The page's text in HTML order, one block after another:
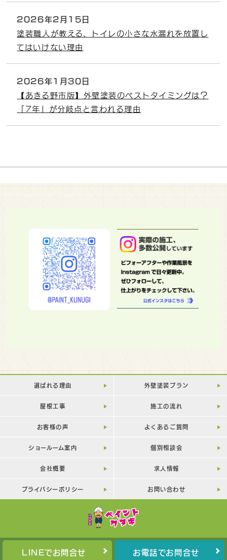
2026年2月15日
塗装職人が教える、トイレの小さな水漏れを放置し
てはいけない理由
2026年1月30日
【あきる野市版】外壁塗装のベストタイミングは？
「7年」が分岐点と言われる理由
選ばれる理由 外壁塗装プラン
屋根工事 施工の流れ
お客様の声 よくあるご質問
ショールーム案内 個別相談会
会社概要 求人情報
プライバシーポリシー お問い合わせ
LINEでお問合せ お電話でお問合せ
Copyright©PAINT-KUNUGI All Rights Reserved.